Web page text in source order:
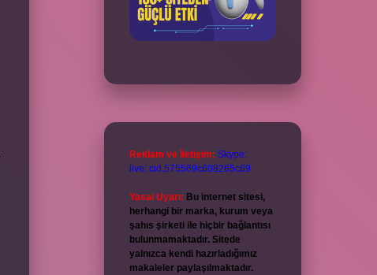
Reklam ve İletişim: Skype:
live:.cid.575569c608265c69
Yasal Uyarı: Bu internet sitesi,
herhangi bir marka, kurum veya
şahıs şirketi ile hiçbir bağlantısı
bulunmamaktadır. Sitede
yalnızca kendi hazırladığımız
makaleler paylaşılmaktadır.